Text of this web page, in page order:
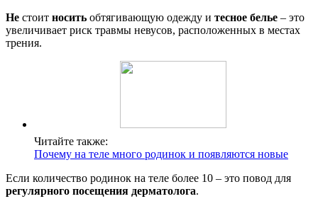
Не стоит носить обтягивающую одежду и тесное белье – это
увеличивает риск травмы невусов, расположенных в местах
трения.
Читайте также:
Почему на теле много родинок и появляются новые
Если количество родинок на теле более 10 – это повод для
регулярного посещения дерматолога.